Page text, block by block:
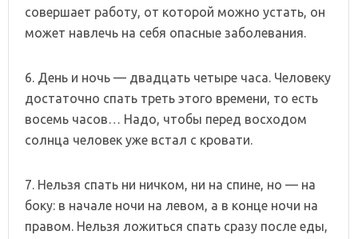
совершает работу, от которой можно устать, он
может навлечь на себя опасные заболевания.
6. День и ночь — двадцать четыре часа. Человеку
достаточно спать треть этого времени, то есть
восемь часов… Надо, чтобы перед восходом
солнца человек уже встал с кровати.
7. Нельзя спать ни ничком, ни на спине, но — на
боку: в начале ночи на левом, а в конце ночи на
правом. Нельзя ложиться спать сразу после еды,